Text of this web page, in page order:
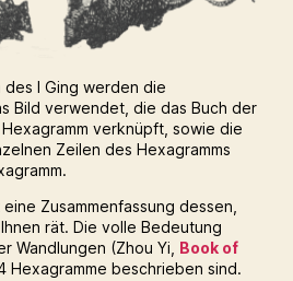
I Ging werden die
Bild verwendet, die das Buch der
verknüpft, sowie die
Zeilen des Hexagramms
Zusammenfassung dessen,
rät. Die volle Bedeutung
Wandlungen (Zhou Yi, Book of
Hexagramme beschrieben sind.